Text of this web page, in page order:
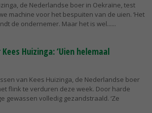
de Nederlandse boer in Oekraïne, test
machine voor het bespuiten van de uien. ‘Het
de ondernemer. Maar het is wel...
Huizinga: ‘Uien helemaal
van Kees Huizinga, de Nederlandse boer
flink te verduren deze week. Door harde
gewassen volledig gezandstraald. ‘Ze